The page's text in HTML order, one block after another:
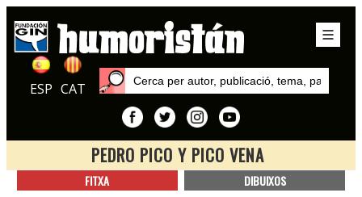
ESP CAT
PEDRO PICO Y PICO VENA
FITXA DIBUIXOS